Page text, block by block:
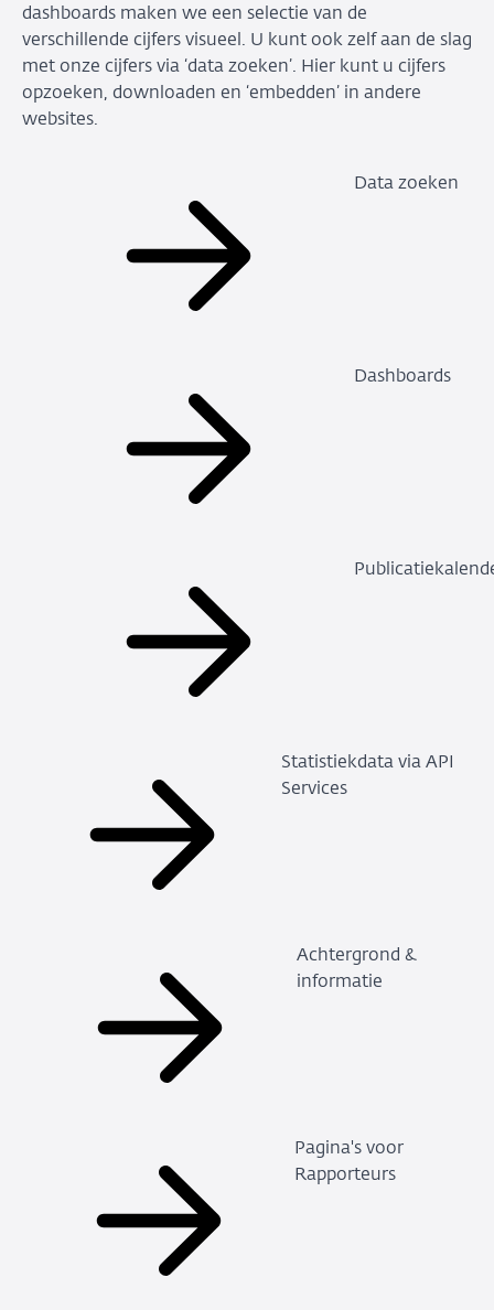
dashboards maken we een selectie van de
verschillende cijfers visueel. U kunt ook zelf aan de slag
met onze cijfers via ‘data zoeken’. Hier kunt u cijfers
opzoeken, downloaden en ‘embedden’ in andere
websites.
Data zoeken
Dashboards
Statistiekdata via API
Services
Achtergrond &
informatie
Pagina's voor
Rapporteurs